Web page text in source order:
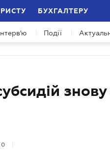
БУХГАЛТЕРУ
Події
знову
0